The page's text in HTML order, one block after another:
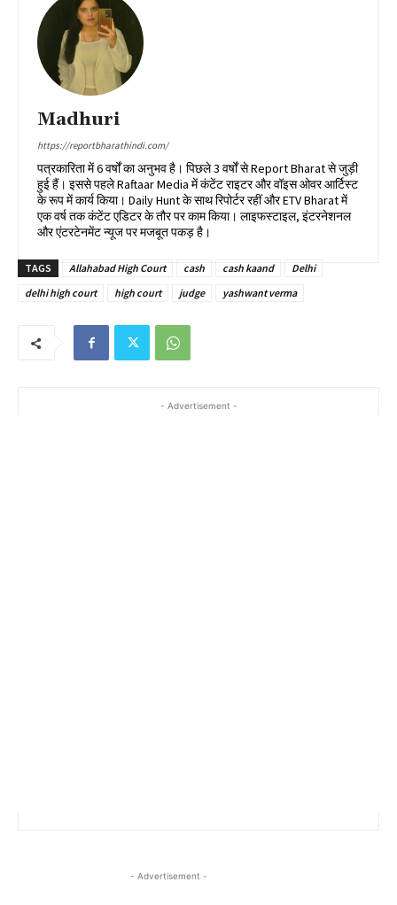
Madhuri
https://reportbharathindi.com/
पत्रकारिता में 6 वर्षों का अनुभव है। पिछले 3 वर्षों से Report Bharat से जुड़ी
हुई हैं। इससे पहले Raftaar Media में कंटेंट राइटर और वॉइस ओवर आर्टिस्ट
के रूप में कार्य किया। Daily Hunt के साथ रिपोर्टर रहीं और ETV Bharat में
एक वर्ष तक कंटेंट एडिटर के तौर पर काम किया। लाइफस्टाइल, इंटरनेशनल
और एंटरटेनमेंट न्यूज पर मजबूत पकड़ है।
TAGS Allahabad High Court cash cash kaand
Delhi
delhi high court
high court judge yashwant verma
- Advertisement -
- Advertisement -